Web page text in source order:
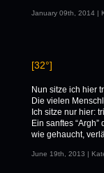
January 09th, 2014 |
[32°]
Nun sitze ich hier
Die vielen
Ich sitze nur hier:
Ein sanftes
wie gehaucht,
June 19th, 2013 |